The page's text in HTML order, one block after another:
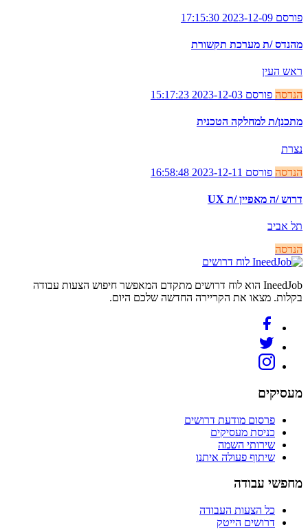
פורסם 2023-12-09 17:15:30
מהנדס /ת מערכת תקשורת
ראש העין
הנדסה פורסם 2023-12-03 15:17:23
מתכנן/ת למחלקה הטכנית
נצרת
הנדסה פורסם 2023-12-11 16:58:48
דרוש /ה מאפיין /ת UX
תל אביב
הנדסה
לוח דרושים
IneedJob הוא לוח דרושים מתקדם המאפשר חיפוש הצעות עבודה
בקלות. מצאו את הקריירה החדשה שלכם היום.
מעסיקים
פרסום מודעת דרושים
כניסת מעסיקים
שירותי השמה
שיתוף פעולה איתנו
מחפשי עבודה
כל הצעות העבודה
דרושים הייטק